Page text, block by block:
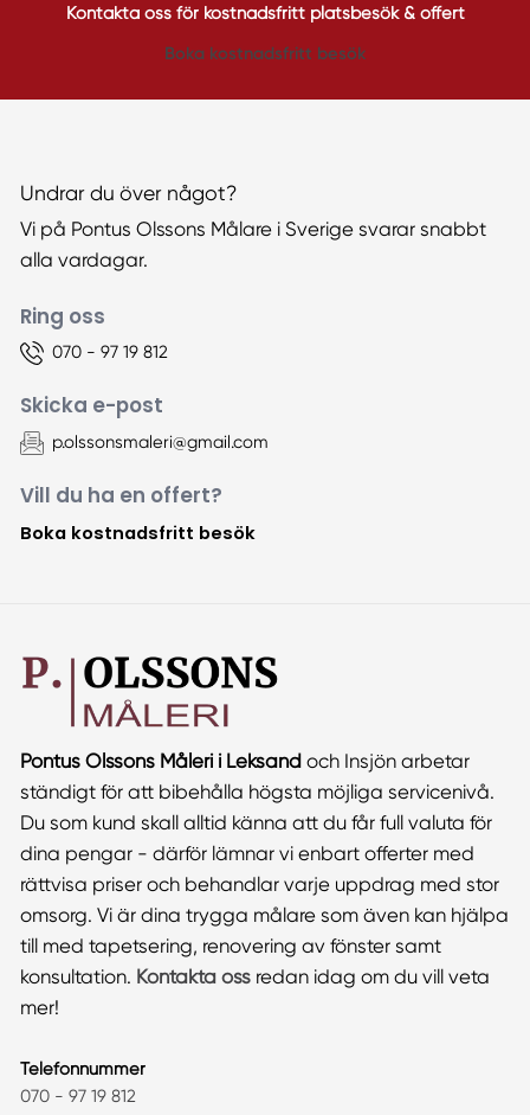
Kontakta oss för kostnadsfritt platsbesök & offert
Boka kostnadsfritt besök
Undrar du över något?
Vi på Pontus Olssons Målare i Sverige svarar snabbt
alla vardagar.
Ring oss
070 - 97 19 812
Skicka e-post
p.olssonsmaleri@gmail.com
Vill du ha en offert?
Boka kostnadsfritt besök
Pontus Olssons Måleri i Leksand och Insjön arbetar
ständigt för att bibehålla högsta möjliga servicenivå.
Du som kund skall alltid känna att du får full valuta för
dina pengar - därför lämnar vi enbart offerter med
rättvisa priser och behandlar varje uppdrag med stor
omsorg. Vi är dina trygga målare som även kan hjälpa
till med tapetsering, renovering av fönster samt
konsultation. Kontakta ossredan idag om du vill veta
mer!
Telefonnummer
070 - 97 19 812